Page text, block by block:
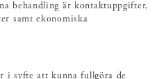
behandling är kontaktuppgifter,
samt ekonomiska
i syfte att kunna fullgöra de